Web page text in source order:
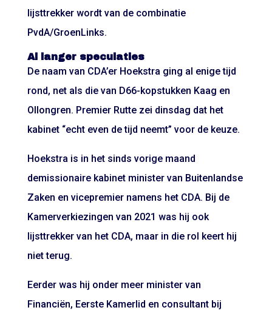
lijsttrekker wordt van de combinatie
PvdA/GroenLinks.
Al langer speculaties
De naam van CDA’er Hoekstra ging al enige tijd
rond, net als die van D66-kopstukken Kaag en
Ollongren. Premier Rutte zei dinsdag dat het
kabinet “echt even de tijd neemt” voor de keuze.
Hoekstra is in het sinds vorige maand
demissionaire kabinet minister van Buitenlandse
Zaken en vicepremier namens het CDA. Bij de
Kamerverkiezingen van 2021 was hij ook
lijsttrekker van het CDA, maar in die rol keert hij
niet terug.
Eerder was hij onder meer minister van
Financiën, Eerste Kamerlid en consultant bij